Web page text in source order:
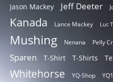
Jason Mackey Jeff Deeter
Kanada Lance Mackey Luc
Mushing Nenana Pelly
Sparen T-Shirt T-Shirts
Whitehorse YQ-Shop